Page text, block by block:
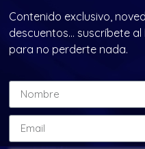
Contenido exclusivo,
descuentos… suscríbete al
para no perderte nada.